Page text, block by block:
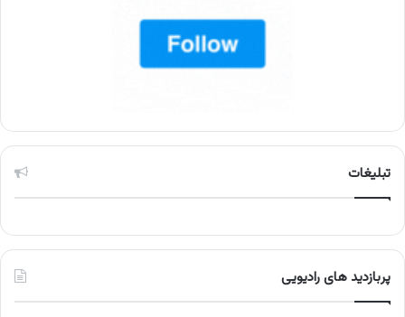
تبلیغات
پربازدید های رادیویی